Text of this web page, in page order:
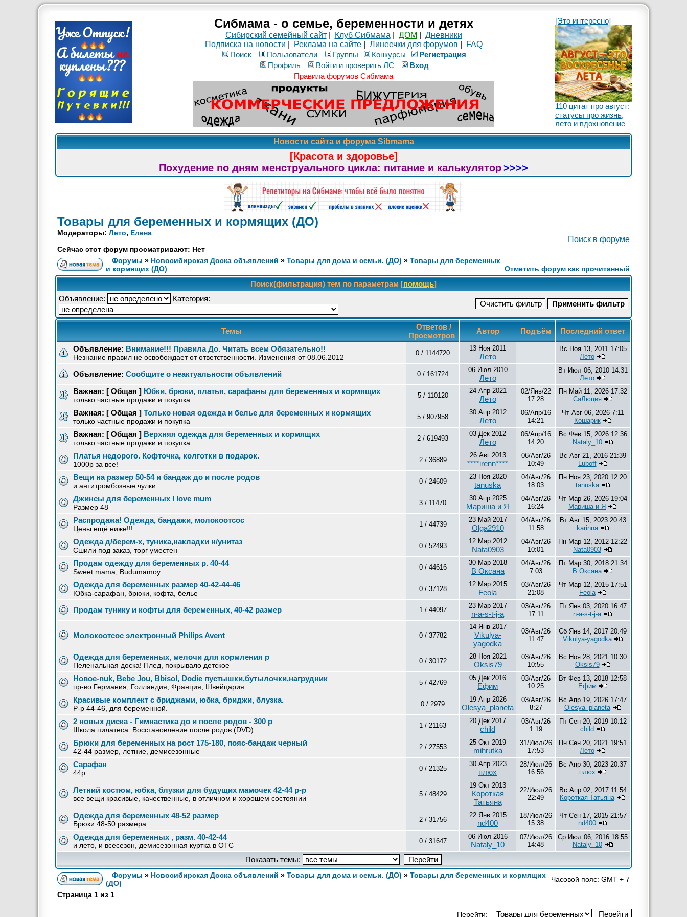
Сибмама - о семье, беременности и детях
Сибирский семейный сайт| Клуб Сибмама ДОМ
Дневники
Подписка на новости
Реклама на сайте| Линеечки для форумов
FAQ
Поиск
Пользователи Группы Конкурсы
Рeгиcтpaция
Профиль
Войти и проверить ЛС
Вход
Правила форумов Сибмама
[Это интересно]
110 цитат про август:
статусы про жизнь,
лето и вдохновение
Новости сайта и форума Sibmama
[Красота и здоровье]
Похудение по дням менструального цикла: питание и калькулятор>>>>
Товары для беременных и кормящих (ДО)
Модераторы: Лето, Елена
Сейчас этот форум просматривают: Нет
Поиск в форуме
Форумы » Новосибирская Доска объявлений » Товары для дома и семьи. (ДО) » Товары для беременных
и кормящих (ДО)
Отметить форум как прочитанный
Поиск(фильтрация) тем по параметрам [помощь]
Объявление:
Категория:
Темы
Ответов /
Просмотров
Автор Подъём Последний ответ
Объявление: Внимание!!! Правила До. Читать всем Обязательно!!
Незнание правил не освобождает от ответственности. Изменения от 08.06.2012
0 / 1144720
13 Ноя 2011
Лето
Вс Ноя 13, 2011 17:05
Лето
Объявление: Сообщите о неактуальности объявлений 0 / 161724
06 Июл 2010
Лето
Вт Июл 06, 2010 14:31
Лето
Важная: [ Общая ] Юбки, брюки, платья, сарафаны для беременных и кормящих
только частные продажи и покупка
5 / 110120
24 Апр 2021
Лето
02/Янв/22
17:28
Пн Май 11, 2026 17:32
СаЛюция
Важная: [ Общая ] Только новая одежда и белье для беременных и кормящих
только частные продажи и покупка
5 / 907958
30 Апр 2012
Лето
06/Апр/16
14:21
Чт Авг 06, 2026 7:11
Кошарик
Важная: [ Общая ] Верхняя одежда для беременных и кормящих
только частные продажи и покупка
2 / 619493
03 Дек 2012
Лето
06/Апр/16
14:20
Вс Фев 15, 2026 12:36
Nataly_10
Платья недорого. Кофточка, колготки в подарок.
1000р за все!
2 / 36889
26 Авг 2013
****irenn****
06/Авг/26
10:49
Вс Авг 21, 2016 21:39
Luboff
Вещи на размер 50-54 и бандаж до и после родов
и антитромбозные чулки
0 / 24609
23 Ноя 2020
tanuska
04/Авг/26
18:03
Пн Ноя 23, 2020 12:20
tanuska
Джинсы для беременных I love mum
Размер 48
3 / 11470
30 Апр 2025
Мариша и Я
04/Авг/26
16:24
Чт Мар 26, 2026 19:04
Мариша и Я
Распродажа! Одежда, бандажи, молокоотсос
Цены ещё ниже!!!
1 / 44739
23 Май 2017
Olga2910
04/Авг/26
11:58
Вт Авг 15, 2023 20:43
karinna
Одежда д/берем-х, туника,накладки н/унитаз
Сшили под заказ, торг уместен
0 / 52493
12 Мар 2012
Nata0903
04/Авг/26
10:01
Пн Мар 12, 2012 12:22
Nata0903
Продам одежду для беременных р. 40-44
Sweet mama, Budumamoy
0 / 44616
30 Мар 2018
В Оксана
04/Авг/26
7:03
Пт Мар 30, 2018 21:34
В Оксана
Одежда для беременных размер 40-42-44-46
Юбка-сарафан, брюки, кофта, белье
0 / 37128
12 Мар 2015
Feola
03/Авг/26
21:08
Чт Мар 12, 2015 17:51
Feola
Продам тунику и кофты для беременных, 40-42 размер 1 / 44097
23 Мар 2017
n-a-s-t-j-a
03/Авг/26
17:11
Пт Янв 03, 2020 16:47
n-a-s-t-j-a
Молокоотсос электронный Philips Avent 0 / 37782
14 Янв 2017
Vikulya-
yagodka
03/Авг/26
11:47
Сб Янв 14, 2017 20:49
Vikulya-yagodka
Одежда для беременных, мелочи для кормления р
Пеленальная доска! Плед, покрывало детское
0 / 30172
28 Ноя 2021
Oksis79
03/Авг/26
10:55
Вс Ноя 28, 2021 10:30
Oksis79
Новое-nuk, Bebe Jou, Bbisol, Dodie пустышки,бутылочки,нагрудник
пр-во Германия, Голландия, Франция, Швейцария...
5 / 42769
05 Дек 2016
Ефим
03/Авг/26
10:25
Вт Фев 13, 2018 12:58
Ефим
Красивые комплект с бриджами, юбка, бриджи, блузка.
Р-р 44-46, для беременной.
0 / 2979
19 Апр 2026
Olesya_planeta
03/Авг/26
8:27
Вс Апр 19, 2026 17:47
Olesya_planeta
2 новых диска - Гимнастика до и после родов - 300 р
Школа пилатеса. Восстановление после родов (DVD)
1 / 21163
20 Дек 2017
child
03/Авг/26
1:19
Пт Сен 20, 2019 10:12
child
Брюки для беременных на рост 175-180, пояс-бандаж черный
42-44 размер, летние, демисезонные
2 / 27553
25 Окт 2019
mihrutka
31/Июл/26
17:53
Пн Сен 20, 2021 19:51
Лето
Сарафан
44р
0 / 21325
30 Апр 2023
плюх
28/Июл/26
16:56
Вс Апр 30, 2023 20:37
плюх
Летний костюм, юбка, блузки для будущих мамочек 42-44 р-р
все вещи красивые, качественные, в отличном и хорошем состоянии
5 / 48429
19 Окт 2013
Короткая
Татьяна
22/Июл/26
22:49
Вс Апр 02, 2017 11:54
Короткая Татьяна
Одежда для беременных 48-52 размер
Брюки 48-50 размера
2 / 31756
22 Янв 2015
nd400
18/Июл/26
15:38
Чт Сен 17, 2015 21:57
nd400
Одежда для беременных , разм. 40-42-44
и лето, и всесезон, демисезонная куртка в ОТС
0 / 31647
06 Июл 2016
Nataly_10
07/Июл/26
14:48
Ср Июл 06, 2016 18:55
Nataly_10
Показать темы:
Форумы » Новосибирская Доска объявлений » Товары для дома и семьи. (ДО) » Товары для беременных и кормящих
(ДО)
Часовой пояс: GMT + 7
Страница 1 из 1
Перейти: